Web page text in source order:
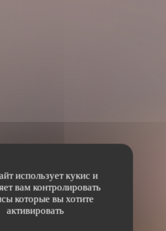
использует кукис и
вам контролировать
которые вы хотите
активировать